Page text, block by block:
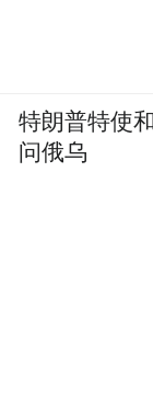
特朗普特使
问俄乌